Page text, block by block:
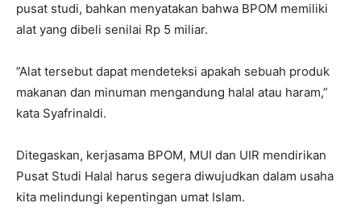
pusat studi, bahkan menyatakan bahwa BPOM memiliki
alat yang dibeli senilai Rp 5 miliar.
”Alat tersebut dapat mendeteksi apakah sebuah produk
makanan dan minuman mengandung halal atau haram,”
kata Syafrinaldi.
Ditegaskan, kerjasama BPOM, MUI dan UIR mendirikan
Pusat Studi Halal harus segera diwujudkan dalam usaha
kita melindungi kepentingan umat Islam.